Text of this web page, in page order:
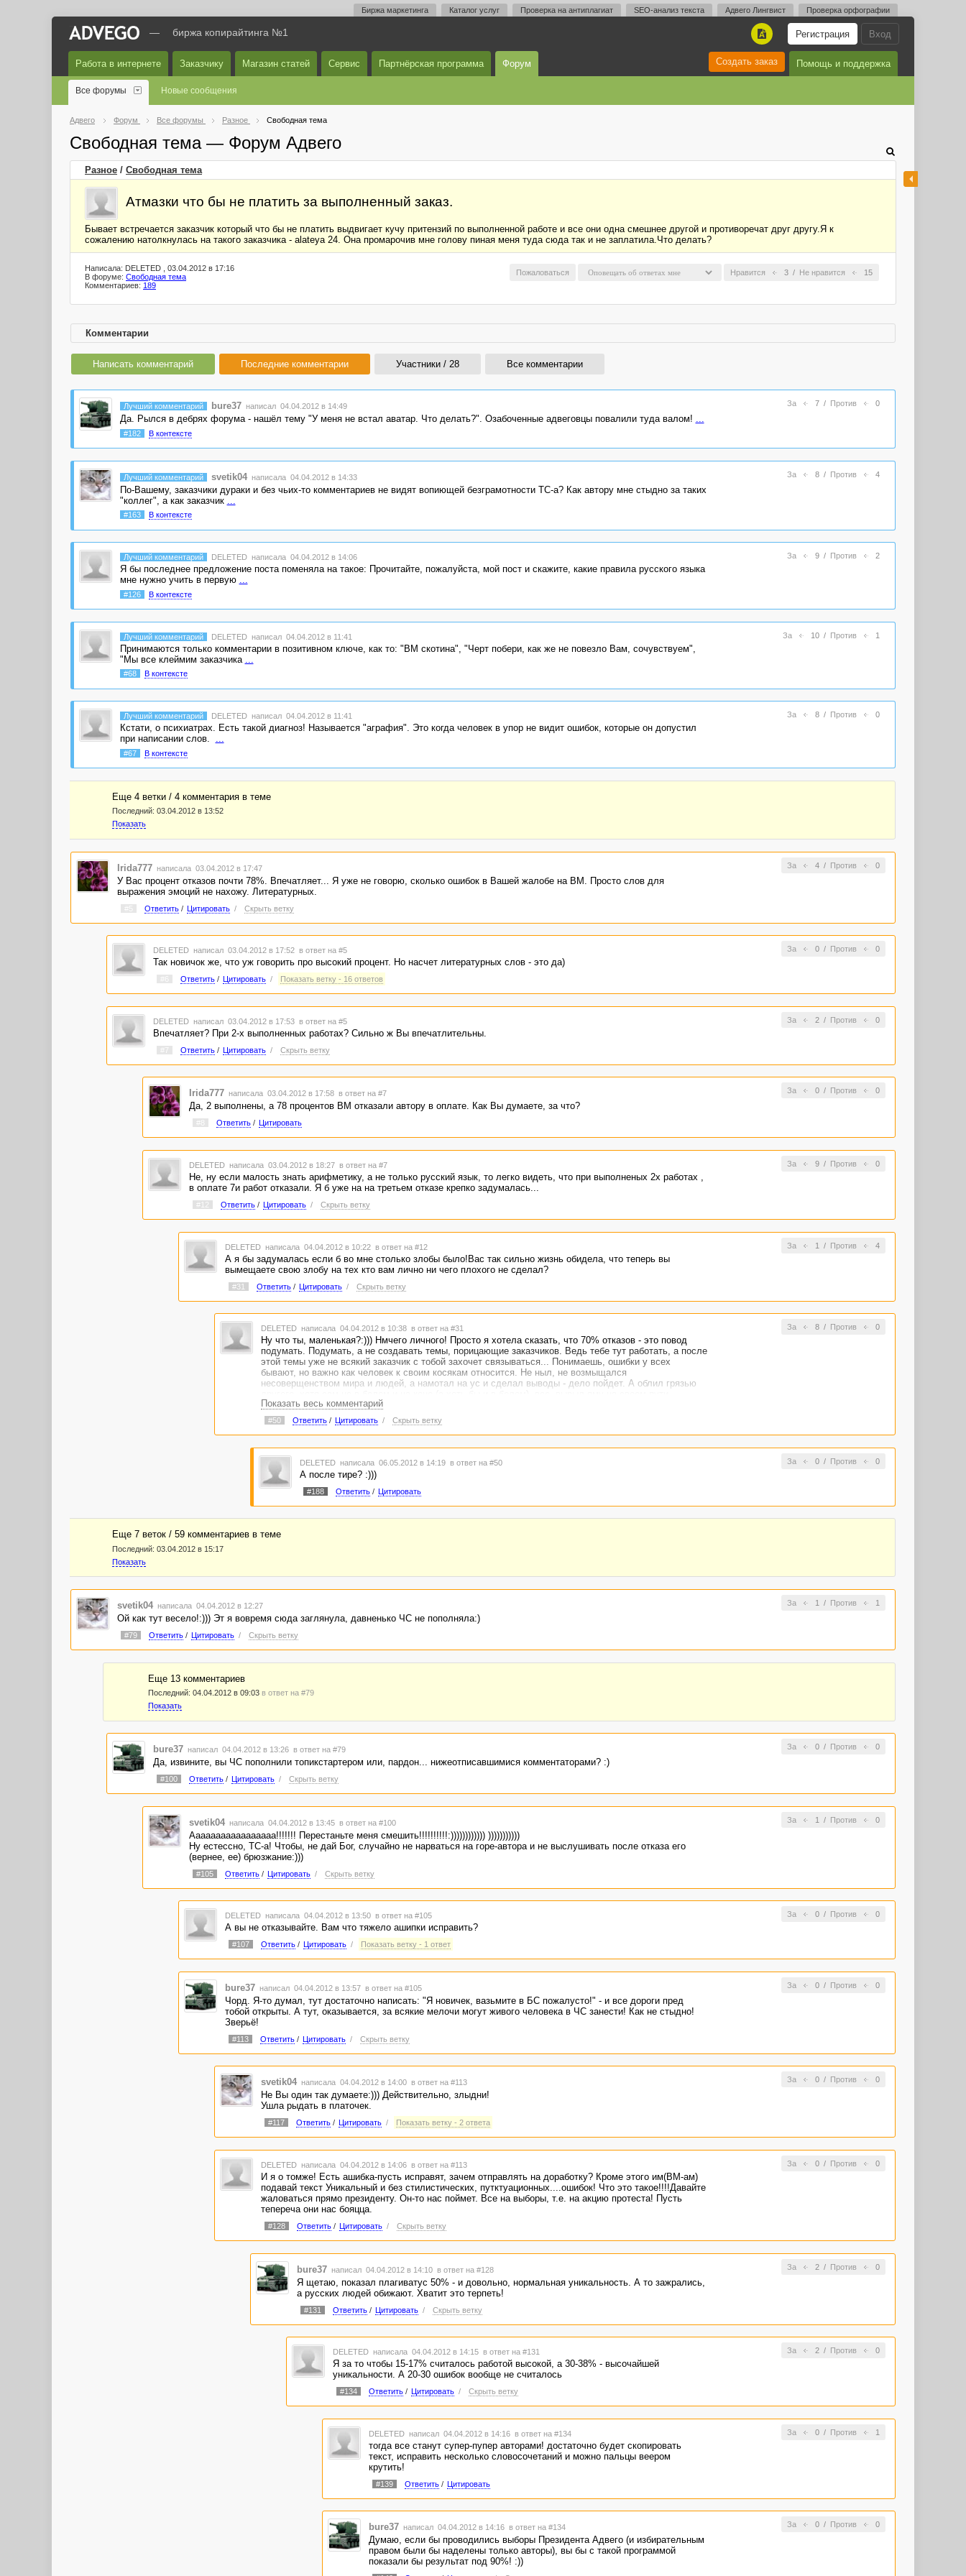
Биржа маркетинга Каталог услуг Проверка на антиплагиат SEO-анализ текста Адвего Лингвист Проверка орфографии
Вход
Регистрация
A
— биржа копирайтинга №1
Работа в интернете Заказчику Магазин статей Сервис Партнёрская программа Форум Помощь и поддержка
Создать заказ
Все форумы Новые сообщения
Адвего Форум Все форумы Разное Свободная тема
Свободная тема — Форум Адвего
Разное / Свободная тема
Атмазки что бы не платить за выполненный заказ.
Бывает встречается заказчик который что бы не платить выдвигает кучу притензий по выполненной работе и все они одна смешнее другой и противоречат друг другу.Я к
сожалению натолкнулась на такого заказчика - alateya 24. Она промарочив мне голову пиная меня туда сюда так и не заплатила.Что делать?
Нравится 3 / Не нравится 15
Пожаловаться
Написала: DELETED , 03.04.2012 в 17:16
В форуме: Свободная тема
Комментариев: 189
Комментарии
Написать комментарий Последние комментарии Участники / 28 Все комментарии
За 7/ Против 0
Лучший комментарий bure37 написал 04.04.2012 в 14:49
Да. Рылся в дебрях форума - нашёл тему "У меня не встал аватар. Что делать?". Озабоченные адвеговцы повалили туда валом! ...
#182 В контексте
За 8/ Против 4
Лучший комментарий svetik04 написала 04.04.2012 в 14:33
По-Вашему, заказчики дураки и без чьих-то комментариев не видят вопиющей безграмотности ТС-а? Как автору мне стыдно за таких
"коллег", а как заказчик
#163 В контексте
За 9/ Против 2
Лучший комментарий DELETED написала 04.04.2012 в 14:06
Я бы последнее предложение поста поменяла на такое: Прочитайте, пожалуйста, мой пост и скажите, какие правила русского языка
мне нужно учить в первую ...
#126 В контексте
За 10/ Против 1
Лучший комментарий DELETED написал 04.04.2012 в 11:41
Принимаются только комментарии в позитивном ключе, как то: "ВМ скотина", "Черт побери, как же не повезло Вам, сочувствуем",
"Мы все клеймим заказчика
#68 В контексте
За 8/ Против 0
Лучший комментарий DELETED написал 04.04.2012 в 11:41
Кстати, о психиатрах. Есть такой диагноз! Называется "аграфия". Это когда человек в упор не видит ошибок, которые он допустил
при написании слов. ...
#67 В контексте
Еще 4 ветки / 4 комментария в темe
Последний: 03.04.2012 в 13:52
Показать
За 4/ Против 0
Irida777 написала 03.04.2012 в 17:47
У Вас процент отказов почти 78%. Впечатляет... Я уже не говорю, сколько ошибок в Вашей жалобе на ВМ. Просто слов для
выражения эмоций не нахожу. Литературных.
#5 Ответить/ Цитировать / Скрыть ветку
За 0/ Против 0
DELETED написал 03.04.2012 в 17:52 в ответ на #5
Так новичок же, что уж говорить про высокий процент. Но насчет литературных слов - это да)
#6 Ответить/ Цитировать / Показать ветку - 16 ответов
За 2/ Против 0
DELETED написал 03.04.2012 в 17:53 в ответ на #5
Впечатляет? При 2-х выполненных работах? Сильно ж Вы впечатлительны.
#7 Ответить/ Цитировать / Скрыть ветку
За 0/ Против 0
Irida777 написала 03.04.2012 в 17:58 в ответ на #7
Да, 2 выполнены, а 78 процентов ВМ отказали автору в оплате. Как Вы думаете, за что?
#8 Ответить/ Цитировать
За 9/ Против 0
DELETED написала 03.04.2012 в 18:27 в ответ на #7
Не, ну если малость знать арифметику, а не только русский язык, то легко видеть, что при выполненых 2х работах ,
в оплате 7и работ отказали. Я б уже на на третьем отказе крепко задумалась...
#12 Ответить/ Цитировать / Скрыть ветку
За 1 / Против 4
DELETED написала 04.04.2012 в 10:22 в ответ на #12
А я бы задумалась если б во мне столько злобы было!Вас так сильно жизнь обидела, что теперь вы
вымещаете свою злобу на тех кто вам лично ни чего плохого не сделал?
#31 Ответить/ Цитировать / Скрыть ветку
За 8/ Против 0
DELETED написала 04.04.2012 в 10:38 в ответ на #31
Ну что ты, маленькая?:))) Нмчего личного! Просто я хотела сказать, что 70% отказов - это повод
подумать. Подумать, а не создавать темы, порицающие заказчиков. Ведь тебе тут работать, а после
этой темы уже не всякий заказчик с тобой захочет связываться... Понимаешь, ошибки у всех
бывают, но важно как человек к своим косякам относится. Не ныл, не возмыщался
несоверщенством мира и людей, а намотал на ус и сделал выводы - дело пойдет. А облил грязью
Умеешь - думай! Не умеешь - ну что ж, жаль:(
ПыСы: после знаков припенания (припИнания?) ставится пробел (кроме тире)
Показать весь комментарий
#50 Ответить/ Цитировать / Скрыть ветку
За 0/ Против 0
DELETED написала 06.05.2012 в 14:19 в ответ на #50
А после тире? :)))
#188 Ответить/ Цитировать
Еще 7 веток / 59 комментариев в темe
Последний: 03.04.2012 в 15:17
Показать
За 1 / Против 1
svetik04 написала 04.04.2012 в 12:27
Ой как тут весело!:))) Эт я вовремя сюда заглянула, давненько ЧС не пополняла:)
#79 Ответить/ Цитировать / Скрыть ветку
Еще 13 комментариев
Последний: 04.04.2012 в 09:03 в ответ на #79
Показать
За 0/ Против 0
bure37 написал 04.04.2012 в 13:26 в ответ на #79
Да, извините, вы ЧС пополнили топикстартером или, пардон... нижеотписавшимися комментаторами? :)
#100 Ответить/ Цитировать / Скрыть ветку
За 1 / Против 0
svetik04 написала 04.04.2012 в 13:45 в ответ на #100
Ааааааааааааааааа!!!!!!! Перестаньте меня смешить!!!!!!!!!!:)))))))))))) )))))))))))
Ну естессно, ТС-а! Чтобы, не дай Бог, случайно не нарваться на горе-автора и не выслушивать после отказа его
(вернее, ее) брюзжание:)))
#105 Ответить/ Цитировать / Скрыть ветку
За 0/ Против 0
DELETED написала 04.04.2012 в 13:50 в ответ на #105
А вы не отказывайте. Вам что тяжело ашипки исправить?
#107 Ответить/ Цитировать / Показать ветку - 1 ответ
За 0/ Против 0
bure37 написал 04.04.2012 в 13:57 в ответ на #105
Чорд. Я-то думал, тут достаточно написать: "Я новичек, вазьмите в БС пожалусто!" - и все дороги пред
тобой открыты. А тут, оказывается, за всякие мелочи могут живого человека в ЧС занести! Как не стыдно!
Зверьё!
#113 Ответить/ Цитировать / Скрыть ветку
За 0/ Против 0
svetik04 написала 04.04.2012 в 14:00 в ответ на #113
Не Вы один так думаете:))) Действительно, злыдни!
Ушла рыдать в платочек.
#117 Ответить/ Цитировать / Показать ветку - 2 ответа
За 0/ Против 0
DELETED написала 04.04.2012 в 14:06 в ответ на #113
И я о томже! Есть ашибка-пусть исправят, зачем отправлять на доработку? Кроме этого им(ВМ-ам)
подавай текст Уникальный и без стилистических, путктуационных....ошибок! Что это такое!!!!Давайте
жаловаться прямо президенту. Он-то нас поймет. Все на выборы, т.е. на акцию протеста! Пусть
тепереча они нас бояцца.
#128 Ответить/ Цитировать / Скрыть ветку
За 2/ Против 0
bure37 написал 04.04.2012 в 14:10 в ответ на #128
Я щетаю, показал плагиватус 50% - и довольно, нормальная уникальность. А то зажрались,
а русских людей обижают. Хватит это терпеть!
#131 Ответить/ Цитировать / Скрыть ветку
За 2/ Против 0
DELETED написала 04.04.2012 в 14:15 в ответ на #131
Я за то чтобы 15-17% считалось работой высокой, а 30-38% - высочайшей
уникальности. А 20-30 ошибок вообще не считалось
#134 Ответить/ Цитировать / Скрыть ветку
За 0/ Против 1
DELETED написал 04.04.2012 в 14:16 в ответ на #134
тогда все станут супер-пупер авторами! достаточно будет скопировать
текст, исправить несколько словосочетаний и можно пальцы веером
крутить!
#139 Ответить/ Цитировать
За 0/ Против 0
bure37 написал 04.04.2012 в 14:16 в ответ на #134
Думаю, если бы проводились выборы Президента Адвего (и избирательным
правом были бы наделены только авторы), вы бы с такой программой
показали бы результат под 90%! :))